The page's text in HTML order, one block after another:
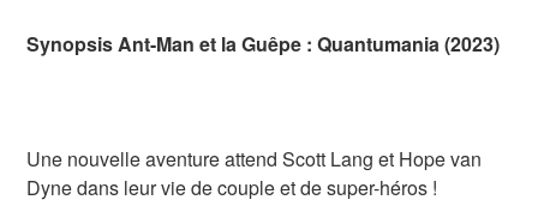
Synopsis Ant-Man et la Guêpe : Quantumania (2023)
Une nouvelle aventure attend Scott Lang et Hope van
Dyne dans leur vie de couple et de super-héros !